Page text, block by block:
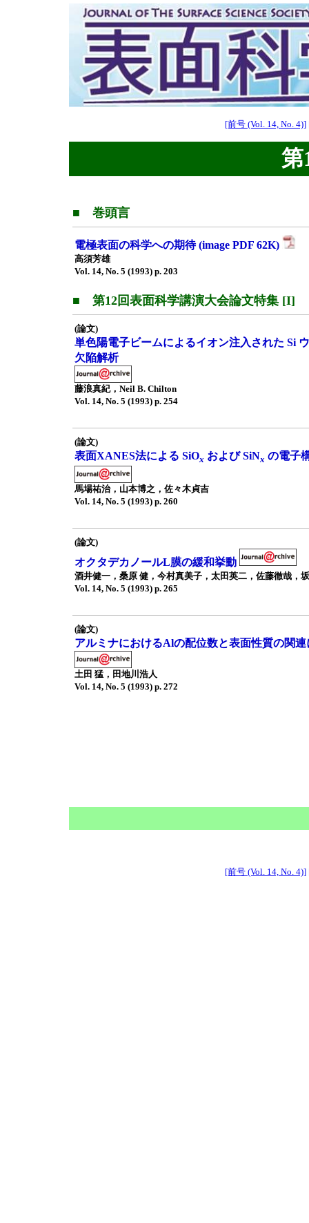
[前号 (Vol. 14, No. 4)]
第
■ 巻頭言
電極表面の科学への期待 (image PDF 62K)
高須芳雄
Vol. 14, No. 5 (1993) p. 203
■ 第12回表面科学講演大会論文特集 [I]
(論文)
単色陽電子ビームによるイオン注入された Si
欠陥解析
藤浪真紀，Neil B. Chilton
Vol. 14, No. 5 (1993) p. 254
(論文)
表面XANES法による SiOx および SiNx の電子
馬場祐治，山本博之，佐々木貞吉
Vol. 14, No. 5 (1993) p. 260
(論文)
オクタデカノールL膜の緩和挙動
酒井健一，桑原 健，今村真美子，太田英二，佐藤徹哉，
Vol. 14, No. 5 (1993) p. 265
(論文)
アルミナにおけるAlの配位数と表面性質の関連
土田 猛，田地川浩人
Vol. 14, No. 5 (1993) p. 272
[前号 (Vol. 14, No. 4)]